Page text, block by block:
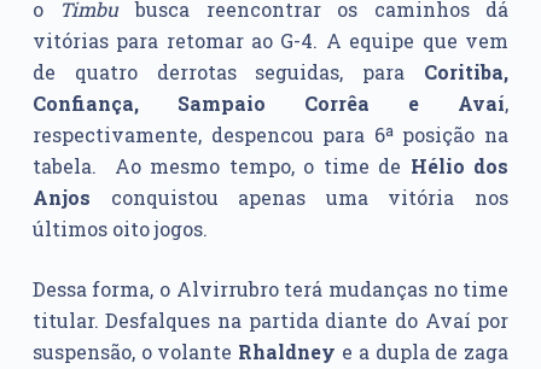
o
Timbubusca reencontrar os caminhos dá
vitórias para retomar ao G-4. A equipe que vem
de quatro derrotas seguidas, para Coritiba,
Confiança, Sampaio Corrêa e Avaí,
respectivamente, despencou para 6ª posição na
tabela. Ao mesmo tempo, o time de Hélio dos
Anjos conquistou apenas uma vitória nos
últimos oito jogos.
Dessa forma, o Alvirrubro terá mudanças no time
titular. Desfalques na partida diante do Avaí por
suspensão, o volante Rhaldney e a dupla de zaga